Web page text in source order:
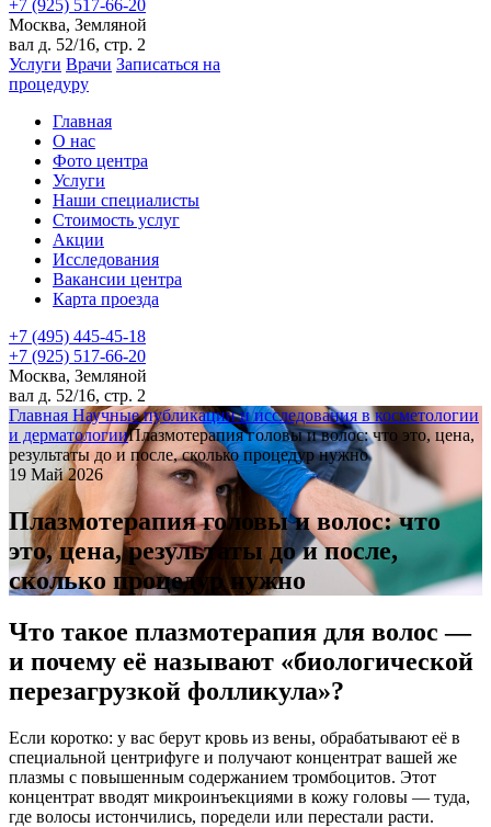
+7 (925) 517-66-20
Москва, Земляной
вал д. 52/16, стр. 2
Услуги Врачи Записаться на
процедуру
Главная
О нас
Фото центра
Услуги
Наши специалисты
Стоимость услуг
Акции
Исследования
Вакансии центра
Карта проезда
+7 (495) 445-45-18
+7 (925) 517-66-20
Москва, Земляной
вал д. 52/16, стр. 2
Главная Научные публикации и исследования в косметологии
и дерматологииПлазмотерапия головы и волос: что это, цена,
результаты до и после, сколько процедур нужно
19 Май 2026
Плазмотерапия головы и волос: что
это, цена, результаты до и после,
сколько процедур нужно
Что такое плазмотерапия для волос —
и почему её называют «биологической
перезагрузкой фолликула»?
Если коротко: у вас берут кровь из вены, обрабатывают её в
специальной центрифуге и получают концентрат вашей же
плазмы с повышенным содержанием тромбоцитов. Этот
концентрат вводят микроинъекциями в кожу головы — туда,
где волосы истончились, поредели или перестали расти.